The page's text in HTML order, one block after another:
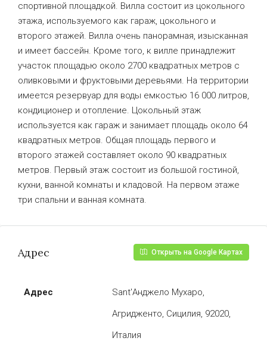
спортивной площадкой. Вилла состоит из цокольного
этажа, используемого как гараж, цокольного и
второго этажей. Вилла очень панорамная, изысканная
и имеет бассейн. Кроме того, к вилле принадлежит
участок площадью около 2700 квадратных метров с
оливковыми и фруктовыми деревьями. На территории
имеется резервуар для воды емкостью 16 000 литров,
кондиционер и отопление. Цокольный этаж
используется как гараж и занимает площадь около 64
квадратных метров. Общая площадь первого и
второго этажей составляет около 90 квадратных
метров. Первый этаж состоит из большой гостиной,
кухни, ванной комнаты и кладовой. На первом этаже
три спальни и ванная комната.
Адрес Открыть на Google Картах
Адрес
Sant'Анджело Мухаро,
Агридженто, Сицилия, 92020,
Италия